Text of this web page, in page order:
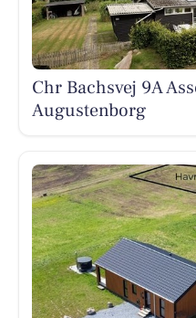
Chr Bachsvej 9A
Augustenborg